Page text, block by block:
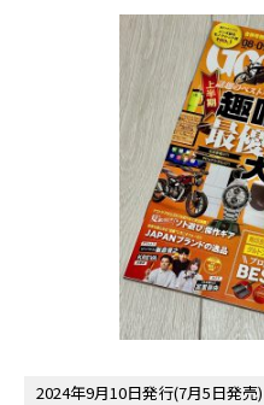
2024年9月10日発行(7月5日発売)